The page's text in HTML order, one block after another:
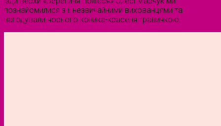
познайомилися з її незвичайними вихованцями та
нагодували чорного коника-красеня травичкою.